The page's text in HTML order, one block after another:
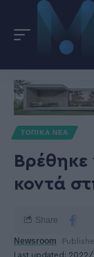
ΤΟΠΙΚΑ ΝΕΑ
Βρέθηκε
κοντά
Last updated:
Newsroom
Share